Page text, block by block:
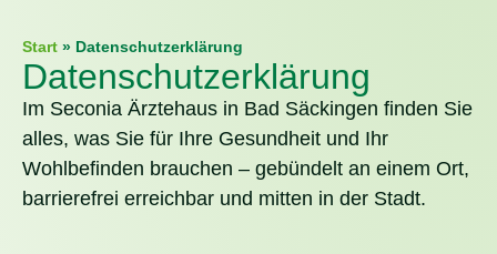
Start » Datenschutzerklärung
Datenschutzerklärung
Im Seconia Ärztehaus in Bad Säckingen finden Sie
alles, was Sie für Ihre Gesundheit und Ihr
Wohlbefinden brauchen – gebündelt an einem Ort,
barrierefrei erreichbar und mitten in der Stadt.